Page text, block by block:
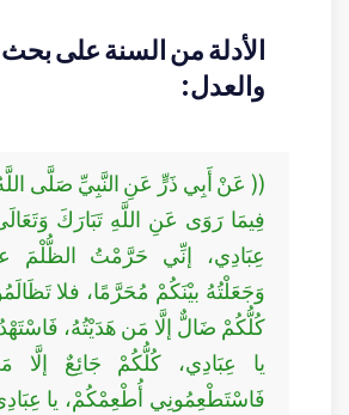
الأدلة من السنة على
والعدل:
(( عَنْ أَبِي ذَرٍّ عَنِ النَّبِيِّ صَلَّى
فِيمَا رَوَى عَنِ اللَّهِ تَبَارَكَ
عِبَادِي، إنِّي حَرَّمْتُ الظُّلْمَ
وَجَعَلْتُهُ بيْنَكُمْ مُحَرَّمًا، فلا
كُلُّكُمْ ضَالٌّ إلَّا مَن هَدَيْتُهُ،
يا عِبَادِي، كُلُّكُمْ جَائِعٌ إلَّا
فَاسْتَطْعِمُونِي أُطْعِمْكُمْ، يا